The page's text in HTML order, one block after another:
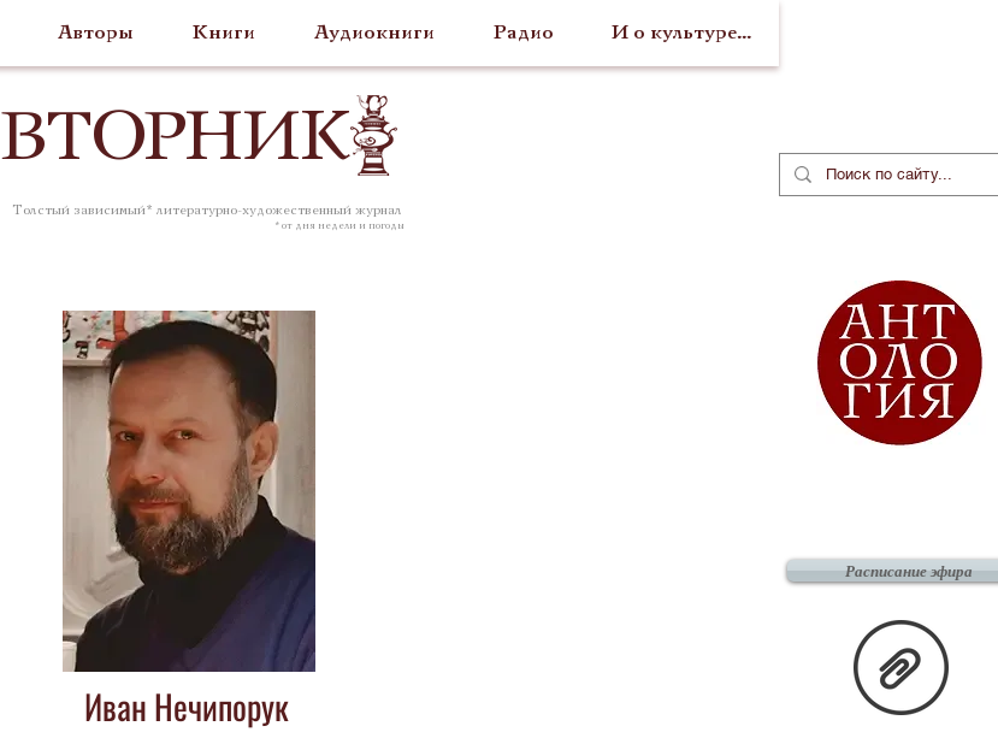
Авторы Книги Аудиокниги Радио И о культуре...
ВТОРНИК
Толстый зависимый* литературно-художественный журнал
* от дня недели и погоды
Иван Нечипорук
Расписание эфира